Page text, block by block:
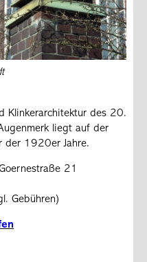
Klinkerarchitektur des 20.
liegt auf der
der 1920er Jahre.
21
Gebühren)